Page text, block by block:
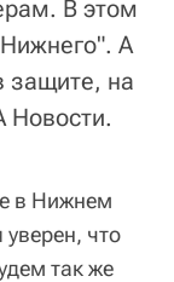
В этом
А
защите, на
Новости.
в Нижнем
что
так же